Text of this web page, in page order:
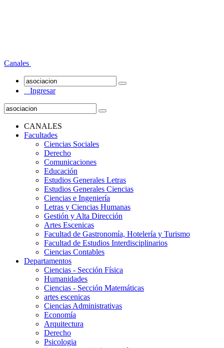
Canales
Ingresar
CANALES
Facultades
Ciencias Sociales
Derecho
Comunicaciones
Educación
Estudios Generales Letras
Estudios Generales Ciencias
Ciencias e Ingeniería
Letras y Ciencias Humanas
Gestión y Alta Dirección
Artes Escenicas
Facultad de Gastronomía, Hotelería y Turismo
Facultad de Estudios Interdisciplinarios
Ciencias Contables
Departamentos
Ciencias - Sección Física
Humanidades
Ciencias - Sección Matemáticas
artes escenicas
Ciencias Administrativas
Economía
Arquitectura
Derecho
Psicologia